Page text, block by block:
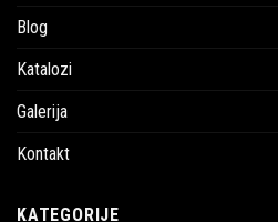
Blog
Katalozi
Galerija
Kontakt
KATEGORIJE